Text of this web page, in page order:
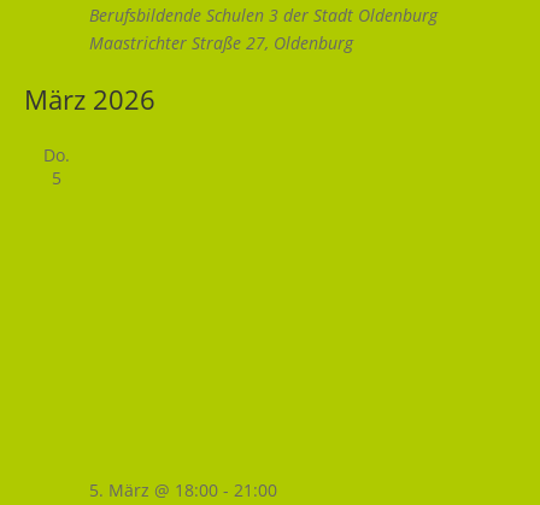
Berufsbildende Schulen 3 der Stadt Oldenburg
Maastrichter Straße 27, Oldenburg
März 2026
Do.
5
5. März @ 18:00- 21:00